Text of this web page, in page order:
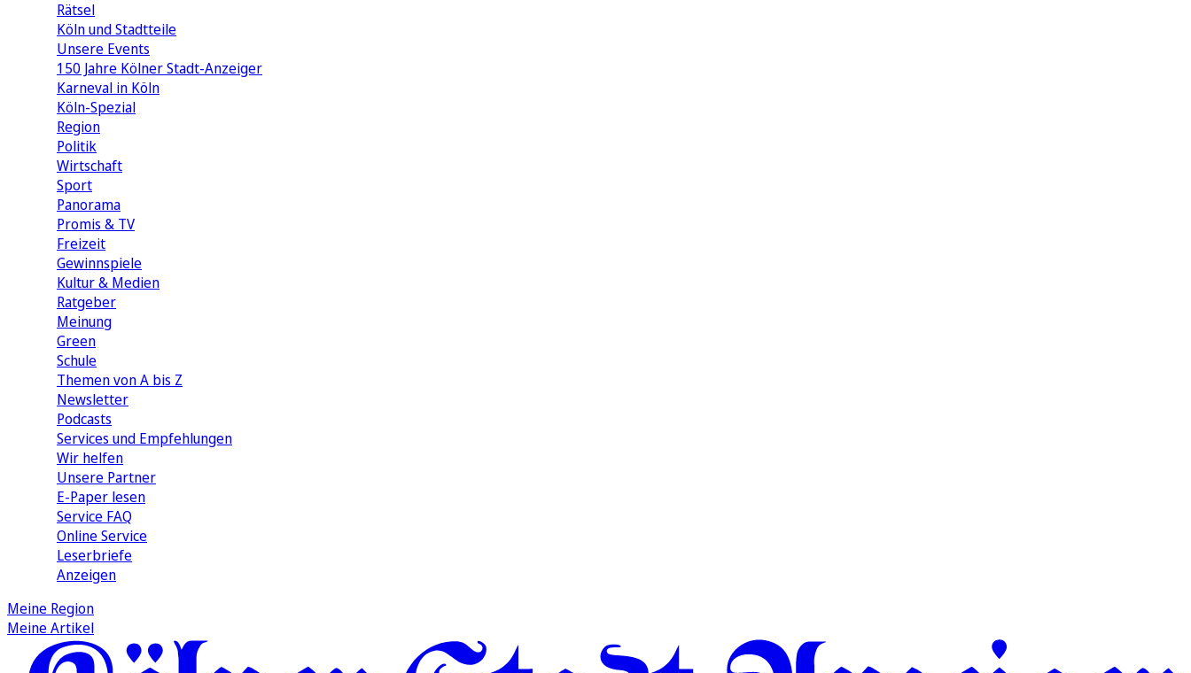
Rätsel
Köln und Stadtteile
Unsere Events
150 Jahre Kölner Stadt-Anzeiger
Karneval in Köln
Köln-Spezial
Region
Politik
Wirtschaft
Sport
Panorama
Promis & TV
Freizeit
Gewinnspiele
Kultur & Medien
Ratgeber
Meinung
Green
Schule
Themen von A bis Z
Newsletter
Podcasts
Services und Empfehlungen
Wir helfen
Unsere Partner
E-Paper lesen
Service FAQ
Online Service
Leserbriefe
Anzeigen
Meine Region
Meine Artikel